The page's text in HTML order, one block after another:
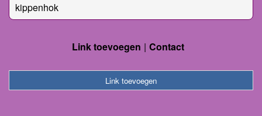
kippenhok
Link toevoegen Contact
Link toevoegen